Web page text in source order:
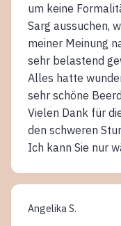
um keine
Sarg aussuchen,
meiner Meinung
sehr belastend
Alles hatte
sehr schöne
Vielen Dank für
den schweren
Ich kann Sie nur
Angelika S.